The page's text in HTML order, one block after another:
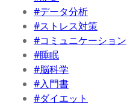
#データ分析
#ストレス対策
#コミュニケーション
#睡眠
#脳科学
#入門書
#ダイエット